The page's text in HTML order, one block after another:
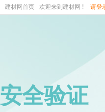
建材网首页 欢迎来到建材网 ! 请登
安全验证